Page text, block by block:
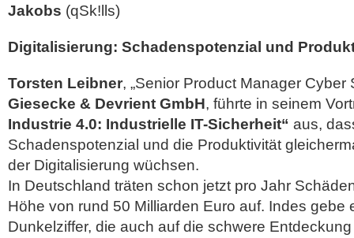
Jakobs (qSk!lls)
Digitalisierung: Schadenspotenzial und
Torsten Leibner, „Senior Product Manager Cyber
Giesecke & Devrient GmbH, führte in seinem
Industrie 4.0: Industrielle IT-Sicherheit“ aus,
Schadenspotenzial und die Produktivität
der Digitalisierung wüchsen.
In Deutschland träten schon jetzt pro Jahr
Höhe von rund 50 Milliarden Euro auf. Indes gebe
Dunkelziffer, die auch auf die schwere